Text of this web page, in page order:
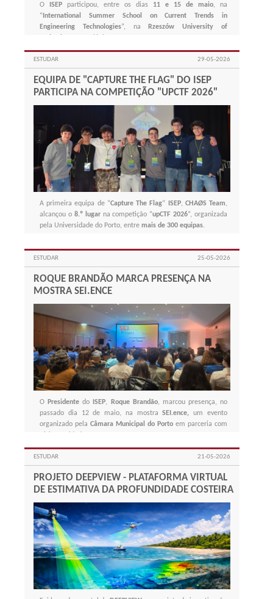
O ISEP participou, entre os dias 11 e 15 de maio, na
“ International Summer School on Current Trends in
Engineering Technologies”, na
Rzeszów University of
ESTUDAR 29-05-2026
EQUIPA DE "CAPTURE THE FLAG" DO ISEP
PARTICIPA NA COMPETIÇÃO "UPCTF 2026"
A primeira equipa de “Capture The Flag” ISEP, CHAØS Team,
alcançou o 8.º lugarna competição “upCTF 2026”, organizada
pela Universidade do Porto, entre mais de 300 equipas.
ESTUDAR 25-05-2026
ROQUE BRANDÃO MARCA PRESENÇA NA
MOSTRA SEI.ENCE
O Presidente do ISEP, Roque Brandão, marcou presença, no
passado dia 12 de maio, na mostra SEI.ence,um evento
organizado pela Câmara Municipal do Porto em parceria com
ESTUDAR 21-05-2026
PROJETO DEEPVIEW - PLATAFORMA VIRTUAL
DE ESTIMATIVA DA PROFUNDIDADE COSTEIRA